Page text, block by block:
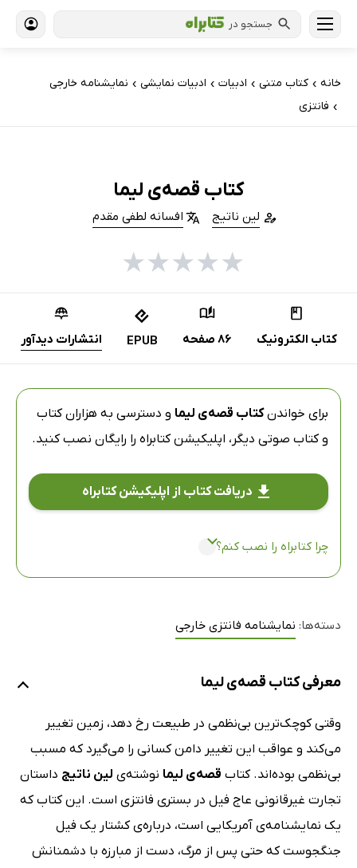
جستجو در
خانه › کتاب‌ متنی › ادبیات › ادبیات نمایشی › نمایشنامه خارجی
› فانتزی
کتاب قصه‌ی لیما
لین ناتیج افسانه لطفی مقدم
★
★
★
★
★
کتاب الکترونیک 86 صفحه EPUB انتشارات دیدآور
برای خواندنکتاب قصه‌ی لیما و دسترسی به هزاران کتاب
و کتاب صوتی دیگر، اپلیکیشن کتابراه را رایگان نصب کنید.
دریافت کتاب از اپلیکیشن کتابراه
چرا کتابراه را نصب کنم؟
دسته‌ها: نمایشنامه فانتزی خارجی
معرفی کتاب قصه‌ی لیما
وقتی کوچک‌ترین بی‌نظمی در طبیعت رخ دهد، زمین تغییر
می‌کند و عواقب این تغییر دامن کسانی را می‌گیرد که مسبب
بی‌نظمی بوده‌اند. کتاب قصه‌ی لیما نوشته‌ی لین ناتیج داستان
تجارت غیرقانونی عاج فیل در بستری فانتزی است. این کتاب که
یک نمایشنامه‌ی آمریکایی است، درباره‌ی کشتار یک فیل
جنگجوست که حتی پس از مرگ، دست از مبارزه با دشمنانش